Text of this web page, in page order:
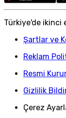
Türkiye'de ikinci
Şartlar ve
Reklam
Resmi
Gizlilik
Çerez